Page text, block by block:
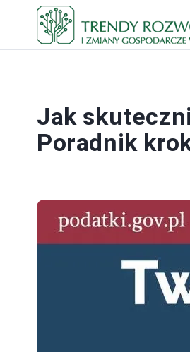
Jak
Poradnik